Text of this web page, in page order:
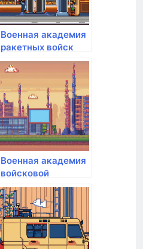
Военная академия
ракетных войск
стратегического
назначения им.
Петра Великого
Военная академия
войсковой
противовоздушной
обороны
Вооруженных Сил
РФ им. Маршала
Советского Союза